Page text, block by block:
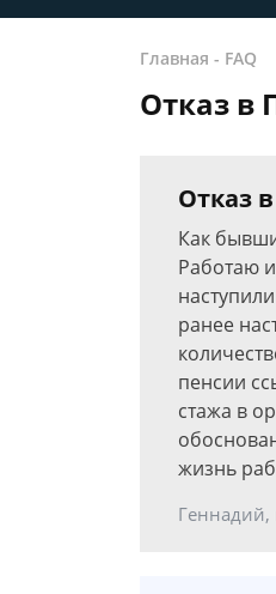
Главная - FAQ
Отказ в
Отказ
Как
Работаю
ранее
пенсии
стажа в
жизнь
Геннадий,